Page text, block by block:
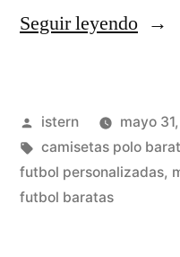
Seguir leyendo
24
Publicado
por
istern mayo
Etiquetas:
camisetas polo
futbol personalizadas,
futbol baratas